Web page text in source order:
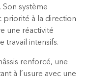
système
priorité à la direction
une réactivité
travail intensifs.
renforcé, une
à l’usure avec une